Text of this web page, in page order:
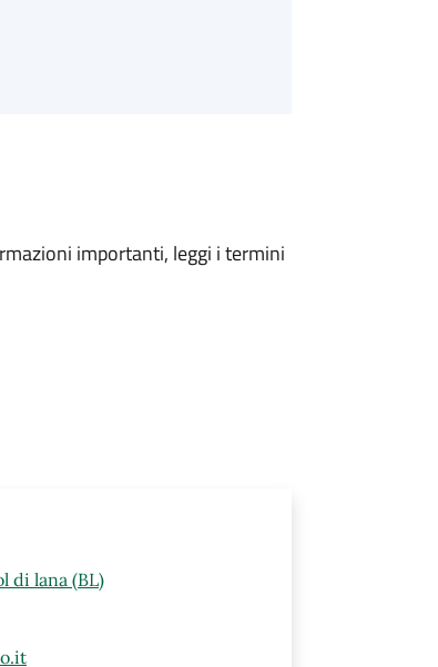
importanti, leggi i termini
di lana (BL)